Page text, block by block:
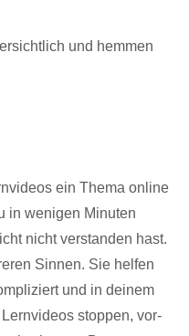
und hemmen
ein Thema online
in wenigen Minuten
nicht verstanden hast.
Sinnen. Sie helfen
und in deinem
stoppen, vor-